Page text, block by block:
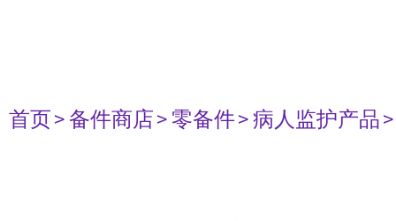
首页> 备件商店> 零备件> 病人监护产品